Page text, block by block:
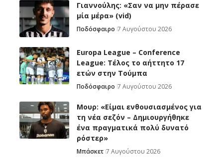
Γιαννούλης: «Σαν να μην πέρασε
μία μέρα» (vid)
Ποδόσφαιρο 7 Αυγούστου 2026
Europa League – Conference
League: Τέλος το αήττητο 17
ετών στην Τούμπα
Ποδόσφαιρο 7 Αυγούστου 2026
Μουρ: «Είμαι ενθουσιασμένος για
τη νέα σεζόν – Δημιουργήθηκε
ένα πραγματικά πολύ δυνατό
ρόστερ»
Μπάσκετ 7 Αυγούστου 2026